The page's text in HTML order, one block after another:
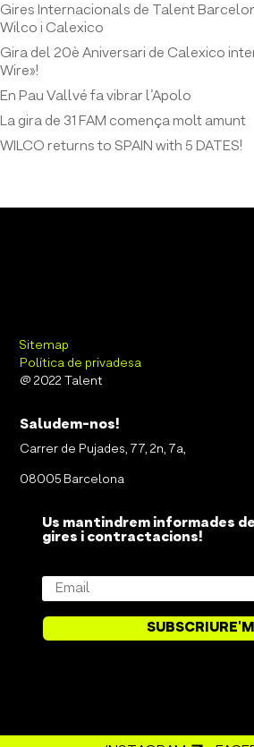
Gires Internacionals de Talent
Wilco i Calexico
Gira del 20è Aniversari de Calexico
Wire»!
En Pau Vallvé fa vibrar l’Apolo
La gira de 31 FAM comença molt amunt
WILCO returns to SPAIN with 5 DATES!
Sitemap
Política de privadesa
@ 2022 Talent
Saludem-nos!
Carrer de Pujades, 77, 2n, 7a,
08005 Barcelona
Us mantindrem informades
gires i contractacions!
SUBSCRIURE'M